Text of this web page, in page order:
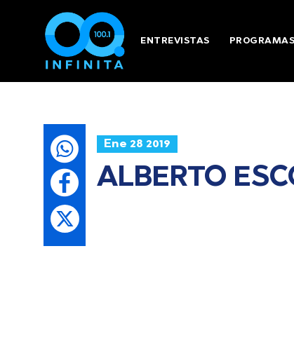
ENTREVISTAS PROGRAMAS
Ene 28 2019
ALBERTO